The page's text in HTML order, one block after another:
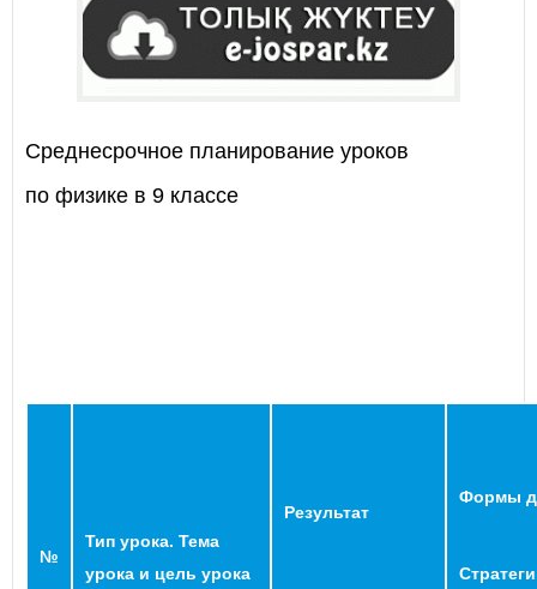
Среднесрочное планирование уроков
по физике в 9 классе
№
Тип урока. Тема
урока и цель урока
Результат
Формы